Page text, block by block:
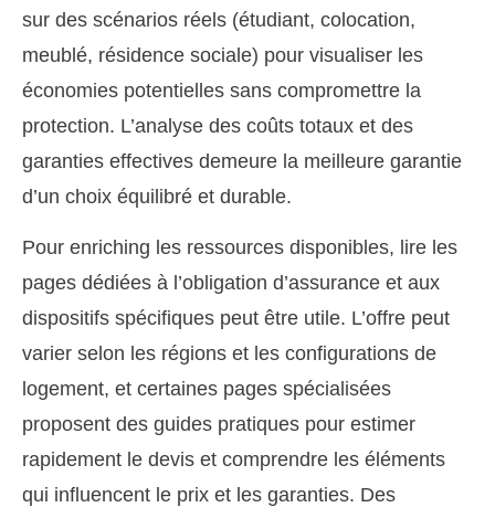
sur des scénarios réels (étudiant, colocation,
meublé, résidence sociale) pour visualiser les
économies potentielles sans compromettre la
protection. L’analyse des coûts totaux et des
garanties effectives demeure la meilleure garantie
d’un choix équilibré et durable.
Pour enriching les ressources disponibles, lire les
pages dédiées à l’obligation d’assurance et aux
dispositifs spécifiques peut être utile. L’offre peut
varier selon les régions et les configurations de
logement, et certaines pages spécialisées
proposent des guides pratiques pour estimer
rapidement le devis et comprendre les éléments
qui influencent le prix et les garanties. Des